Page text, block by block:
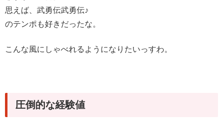
思えば、武勇伝武勇伝♪
のテンポも好きだったな。
こんな風にしゃべれるようになりたいっすわ。
圧倒的な経験値